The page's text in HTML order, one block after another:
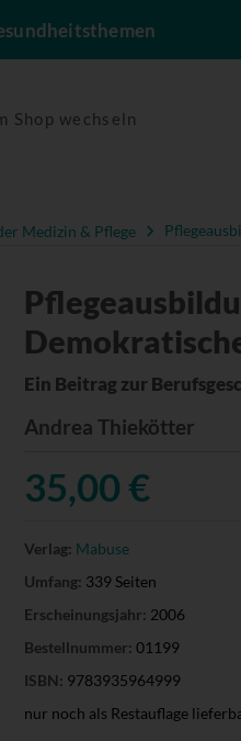
Shop wechseln
Medizin & Pflege
Ein Beitrag zur
Andrea Thiekötter
35,00 €
Verlag: Mabuse
Umfang: 339 Seiten
Erscheinungsjahr: 2006
Bestellnummer: 01199
ISBN: 9783935964999
nur noch als Restauflage